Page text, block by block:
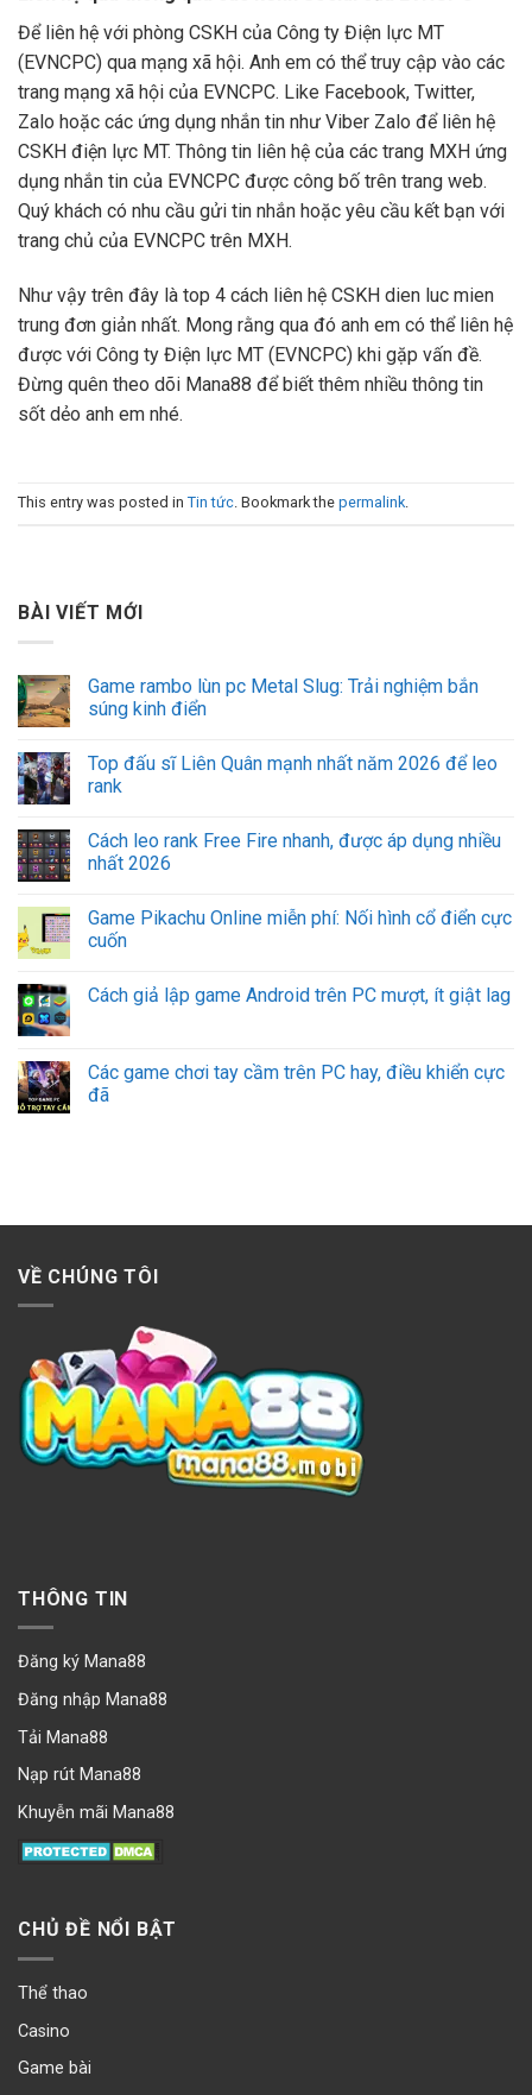
Để liên hệ với phòng CSKH của Công ty Điện lực MT
(EVNCPC) qua mạng xã hội. Anh em có thể truy cập vào các
trang mạng xã hội của EVNCPC. Like Facebook, Twitter,
Zalo hoặc các ứng dụng nhắn tin như Viber Zalo để liên hệ
CSKH điện lực MT. Thông tin liên hệ của các trang MXH ứng
dụng nhắn tin của EVNCPC được công bố trên trang web.
Quý khách có nhu cầu gửi tin nhắn hoặc yêu cầu kết bạn với
trang chủ của EVNCPC trên MXH.
Như vậy trên đây là top 4 cách liên hệ CSKH dien luc mien
trung đơn giản nhất. Mong rằng qua đó anh em có thể liên hệ
được với Công ty Điện lực MT (EVNCPC) khi gặp vấn đề.
Đừng quên theo dõi Mana88 để biết thêm nhiều thông tin
sốt dẻo anh em nhé.
This entry was posted in Tin tức. Bookmark the permalink.
BÀI VIẾT MỚI
Game rambo lùn pc Metal Slug: Trải nghiệm bắn
súng kinh điển
Top đấu sĩ Liên Quân mạnh nhất năm 2026 để leo
rank
Cách leo rank Free Fire nhanh, được áp dụng nhiều
nhất 2026
Game Pikachu Online miễn phí: Nối hình cổ điển cực
cuốn
Cách giả lập game Android trên PC mượt, ít giật lag
Các game chơi tay cầm trên PC hay, điều khiển cực
đã
VỀ CHÚNG TÔI
THÔNG TIN
Đăng ký Mana88
Đăng nhập Mana88
Tải Mana88
Nạp rút Mana88
Khuyễn mãi Mana88
CHỦ ĐỀ NỔI BẬT
Thể thao
Casino
Game bài